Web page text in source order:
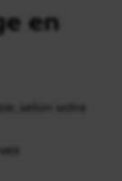
en
selon votre